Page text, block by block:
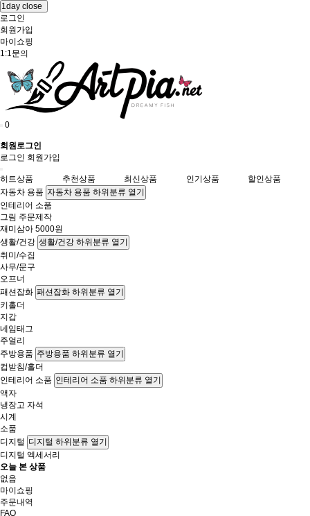
1day close
로그인
회원가입
마이쇼핑
1:1문의
0
회원로그인
로그인 회원가입
히트상품 추천상품 최신상품 인기상품
할인상품
자동차 용품 자동차 용품 하위분류 열기
인테리어 소품
그림 주문제작
재미삼아 5000원
생활/건강 생활/건강 하위분류 열기
취미/수집
사무/문구
오프너
패션잡화 패션잡화 하위분류 열기
키홀더
지갑
네임태그
주얼리
주방용품 주방용품 하위분류 열기
컵받침/홀더
인테리어 소품 인테리어 소품 하위분류 열기
액자
냉장고 자석
시계
소품
디지털 디지털 하위분류 열기
디지털 엑세서리
오늘 본 상품
없음
마이쇼핑
주문내역
FAQ